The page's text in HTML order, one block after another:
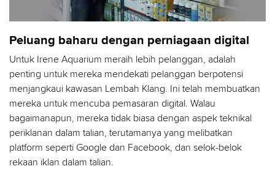
Peluang baharu dengan perniagaan digital
Untuk Irene Aquarium meraih lebih pelanggan, adalah
penting untuk mereka mendekati pelanggan berpotensi
menjangkaui kawasan Lembah Klang. Ini telah membuatkan
mereka untuk mencuba pemasaran digital. Walau
bagaimanapun, mereka tidak biasa dengan aspek teknikal
periklanan dalam talian, terutamanya yang melibatkan
platform seperti Google dan Facebook, dan selok-belok
rekaan iklan dalam talian.